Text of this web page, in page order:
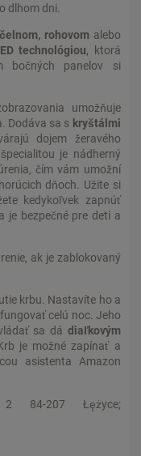
dlhom dni.
čelnom, rohovom alebo
technológiou, ktorá
bočných panelov si
umožňuje
Dodáva sa s kryštálmi
dojem žeravého
špecialitou je nádherný
čím vám umožní
dňoch. Užite si
kedykoľvek zapnúť
je bezpečné pre deti a
ak je zablokovaný
krbu. Nastavíte ho a
celú noc. Jeho
sa dá diaľkovým
je možné zapínať a
asistenta Amazon
84-207 Łężyce;